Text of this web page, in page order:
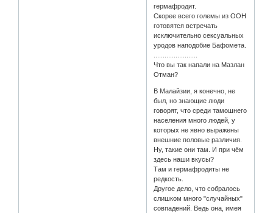
гермафродит.
Скорее всего големы из ООН
готовятся встречать
исключительно сексуальных
уродов наподобие Бафомета.
........................
Что вы так напали на Мазлан
Отман?
В Малайзии, я конечно, не
был, но знающие люди
говорят, что среди тамошнего
населения много людей, у
которых не явно выражены
внешние половые различия.
Ну, такие они там. И при чём
здесь наши вкусы?
Там и гермафродиты не
редкость.
Другое дело, что собралось
слишком много "случайных"
совпадений. Ведь она, имея